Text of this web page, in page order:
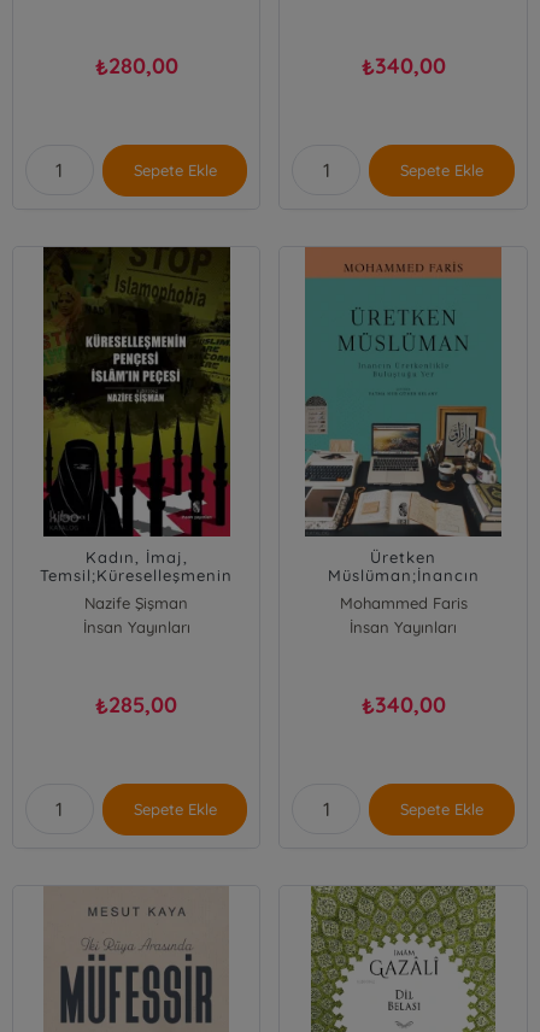
₺280,00
Sepete Ekle
₺340,00
Sepete Ekle
Kadın, İmaj,
Temsil;Küreselleşmenin
Pençesi İslâm'ın Peçesi
Nazife Şişman
İnsan Yayınları
₺285,00
Sepete Ekle
Üretken
Müslüman;İnancın
Üretkenlikle Buluştuğu Yer
Mohammed Faris
İnsan Yayınları
₺340,00
Sepete Ekle